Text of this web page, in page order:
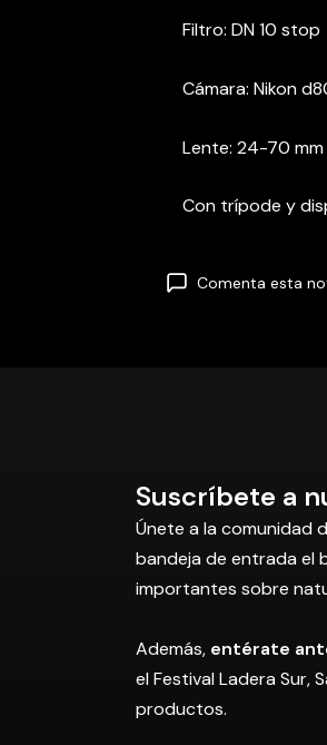
Filtro: DN 10 stop
Cámara: Nikon
Lente: 24-70 mm
Con trípode y
Comenta esta
Suscríbete a
Únete a la comunidad
bandeja de entrada el
importantes sobre
Además, entérate
el Festival Ladera Sur,
productos.